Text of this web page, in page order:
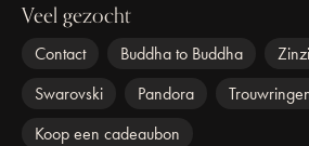
Veel gezocht
Contact Buddha to Buddha Zinzi
Swarovski
Pandora
Koop een cadeaubon